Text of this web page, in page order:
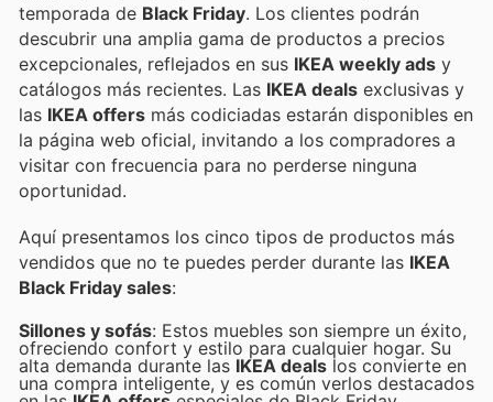
temporada de Black Friday. Los clientes podrán
descubrir una amplia gama de productos a precios
excepcionales, reflejados en sus IKEA weekly ads y
catálogos más recientes. Las IKEA deals exclusivas y
las IKEA offers más codiciadas estarán disponibles en
la página web oficial, invitando a los compradores a
visitar con frecuencia para no perderse ninguna
oportunidad.
Aquí presentamos los cinco tipos de productos más
vendidos que no te puedes perder durante las IKEA
Black Friday sales:
Sillones y sofás: Estos muebles son siempre un éxito,
ofreciendo confort y estilo para cualquier hogar. Su
alta demanda durante las IKEA deals los convierte en
una compra inteligente, y es común verlos destacados